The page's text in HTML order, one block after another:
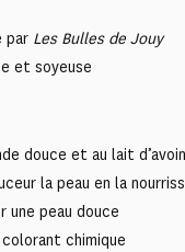
par Les Bulles de Jouy
et soyeuse
douce et au lait
la peau en la
une peau douce
chimique